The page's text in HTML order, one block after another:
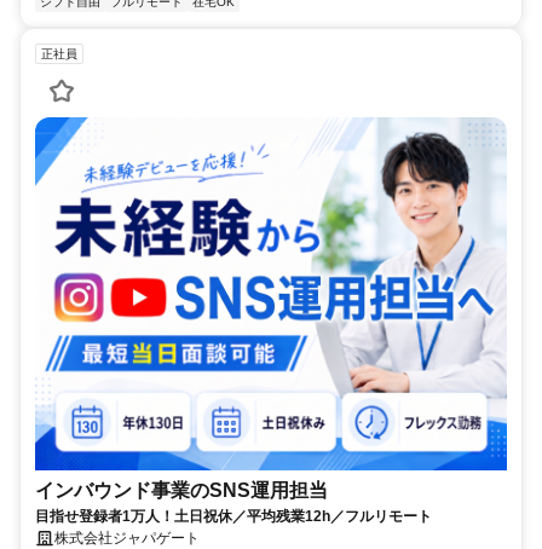
正社員
インバウンド事業のSNS運用担当
目指せ登録者1万人！土日祝休／平均残業12h／フルリモート
株式会社ジャパゲート